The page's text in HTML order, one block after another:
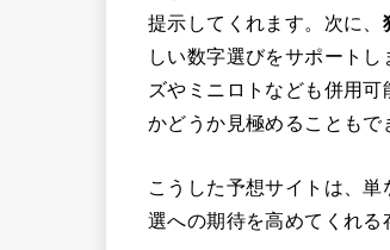
提示してくれます。次に、
しい数字選びをサポートし
ズやミニロトなども併用
かどうか見極めることもで
こうした予想サイトは、
選への期待を高めてくれる